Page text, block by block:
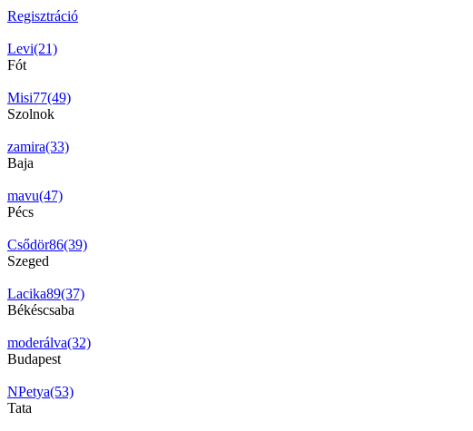
Regisztráció
Levi(21)
Fót
Misi77(49)
Szolnok
zamira(33)
Baja
mavu(47)
Pécs
Csődör86(39)
Szeged
Lacika89(37)
Békéscsaba
moderálva(32)
Budapest
NPetya(53)
Tata